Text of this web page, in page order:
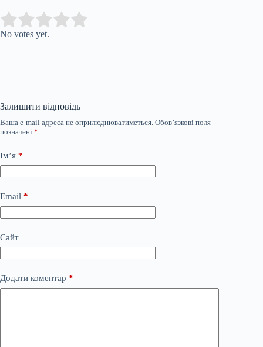
Rate this item:
No votes yet.
Залишити відповідь
Ваша e-mail адреса не оприлюднюватиметься. Обов’язкові поля
позначені *
Ім’я *
Email *
Сайт
Додати коментар *